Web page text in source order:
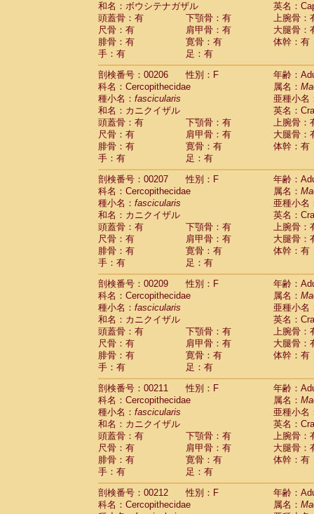
和名：ボウシテナガザル
英名：
頭蓋骨：有
下顎骨：有
上腕骨：
尺骨：有
肩甲骨：有
大腿骨：
腓骨：有
寛骨：有
体幹：有
手：有
足：有
剖検番号：00206
性別：F
年齢：
科名：Cercopithecidae
属名：
種小名： fascicularis
亜種小名
和名：カニクイザル
英名：
頭蓋骨：有
下顎骨：有
上腕骨：
尺骨：有
肩甲骨：有
大腿骨：
腓骨：有
寛骨：有
体幹：有
手：有
足：有
剖検番号：00207
性別：F
年齢：
科名：Cercopithecidae
属名：
種小名： fascicularis
亜種小名
和名：カニクイザル
英名：
頭蓋骨：有
下顎骨：有
上腕骨：
尺骨：有
肩甲骨：有
大腿骨：
腓骨：有
寛骨：有
体幹：有
手：有
足：有
剖検番号：00209
性別：F
年齢：
科名：Cercopithecidae
属名：
種小名： fascicularis
亜種小名
和名：カニクイザル
英名：
頭蓋骨：有
下顎骨：有
上腕骨：
尺骨：有
肩甲骨：有
大腿骨：
腓骨：有
寛骨：有
体幹：有
手：有
足：有
剖検番号：00211
性別：F
年齢：
科名：Cercopithecidae
属名：
種小名： fascicularis
亜種小名
和名：カニクイザル
英名：
頭蓋骨：有
下顎骨：有
上腕骨：
尺骨：有
肩甲骨：有
大腿骨：
腓骨：有
寛骨：有
体幹：有
手：有
足：有
剖検番号：00212
性別：F
年齢：
科名：Cercopithecidae
属名：